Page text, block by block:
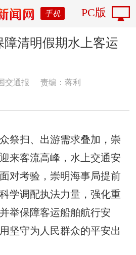
手机 PC版
障清明假期水上客运
交通报
责编：蒋利
祭扫、出游需求叠加，崇
来客流高峰，水上交通安
对考验，崇明海事局提前
学调配执法力量，强化重
举保障客运船舶航行安
坚守为人民群众的平安出